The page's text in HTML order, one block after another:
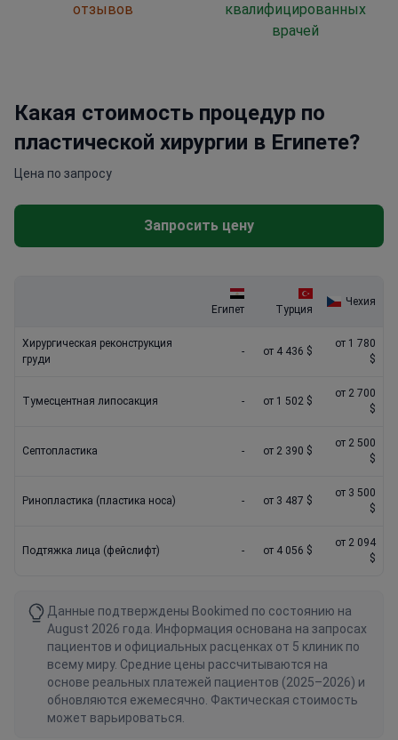
отзывов
квалифицированных
врачей
Какая стоимость процедур по
пластической хирургии в Египете?
Цена по запросу
Запросить цену
Египет Турция
Чехия
Хирургическая реконструкция
груди
- от 4 436 $
от 1 780
$
Тумесцентная липосакция - от 1 502 $
от 2 700
$
Септопластика - от 2 390 $
от 2 500
$
Ринопластика (пластика носа) - от 3 487 $
от 3 500
$
Подтяжка лица (фейслифт) - от 4 056 $
от 2 094
$
Данные подтверждены Bookimed по состоянию на
August 2026 года. Информация основана на запросах
пациентов и официальных расценках от 5 клиник по
всему миру. Средние цены рассчитываются на
основе реальных платежей пациентов (2025–2026) и
обновляются ежемесячно. Фактическая стоимость
может варьироваться.